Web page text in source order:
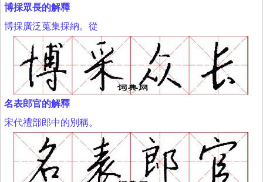
博採眾長的解釋
博採廣泛蒐集採納。從
名表郎官的解釋
宋代禮部郎中的別稱。